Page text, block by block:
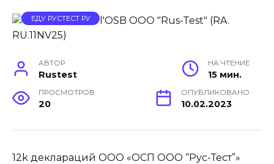
ЕДУ РУСТЕСТ РУ
АВТОР
Rustest
НА ЧТЕНИЕ
15 мин.
ПРОСМОТРОВ
20
ОПУБЛИКОВАНО
10.02.2023
12k деклараций ООО «ОСП ООО “Рус-Тест”»